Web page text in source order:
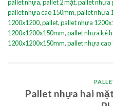
pallet nhựa,pallet 2 mặt,pallet nhựa
pallet nhựa cao 150mm,pallet nhựa
1200x1200,pallet,pallet nhựa
1200x1200x150mm,pallet nhựa kê
1200x1200x150mm,pallet nhựa cao
Pallet nhựa hai